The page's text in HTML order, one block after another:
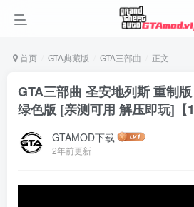
首页 GTA典藏版 GTA三部曲 正文
GTA三部曲 圣安地列斯 重制
绿色版 [亲测可用 解压即玩]【
GTAMOD下载
2年前更新